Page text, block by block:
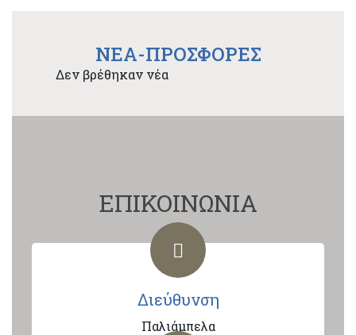
NEA-ΠΡΟΣΦΟΡΕΣ
Δεν βρέθηκαν νέα
ΕΠΙΚΟΙΝΩΝΙΑ
Διεύθυνση
Παλιάμπελα